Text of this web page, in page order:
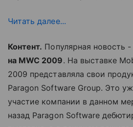
Читать далее...
Контент. Популярная новость -
на MWC 2009. На выставке
2009 представляла свои
Paragon Software Group. Это
участие компании в данном
назад Paragon Software